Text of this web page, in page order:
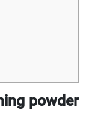
powder